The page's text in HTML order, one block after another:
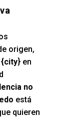
origen,
} en
no
está
quieren